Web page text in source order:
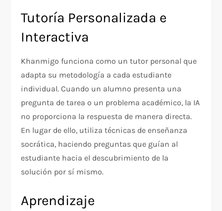
Tutoría Personalizada e
Interactiva
Khanmigo funciona como un tutor personal que
adapta su metodología a cada estudiante
individual. Cuando un alumno presenta una
pregunta de tarea o un problema académico, la IA
no proporciona la respuesta de manera directa.
En lugar de ello, utiliza técnicas de enseñanza
socrática, haciendo preguntas que guían al
estudiante hacia el descubrimiento de la
solución por sí mismo.
Aprendizaje